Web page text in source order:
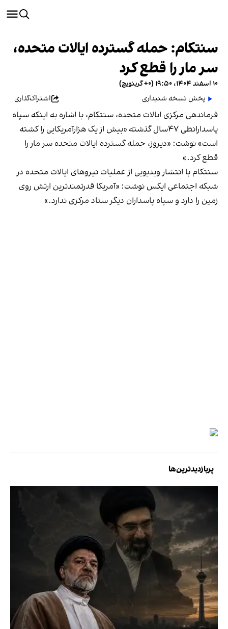
سنتکام: حمله گسترده ایالات متحده،
سر مار را قطع کرد
۱۰ اسفند ۱۴۰۴، ۱۹:۵۰ (‎+۰ گرینویچ)
پخش نسخه شنیداری
اشتراک‌گذاری
فرماندهی مرکزی ایالات متحده، سنتکام، با اشاره به اینکه سپاه
پاسدارانطی ۴۷سال گذشته «بیش از یک هزارآمریکایی را کشته
است»‌ نوشت: «دیروز، حمله گسترده ایالات متحده سر مار را
قطع کرد.»
سنتکام با انتشار ویدیویی از عملیات نیروهای ایالات متحده در
شبکه اجتماعی ایکس نوشت: «آمریکا قدرتمندترین ارتش روی
زمین را دارد و سپاه پاسداران دیگر ستاد مرکزی ندارد.»
پربازدیدترین‌ها